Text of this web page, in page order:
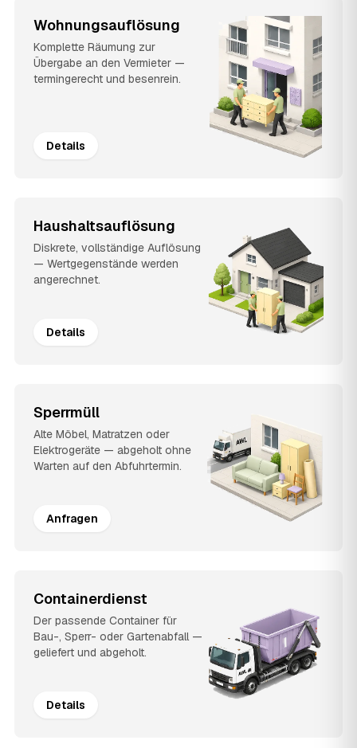
Wohnungsauflösung
Komplette Räumung zur
Übergabe an den Vermieter —
termingerecht und besenrein.
Details
Haushaltsauflösung
Diskrete, vollständige Auflösung
— Wertgegenstände werden
angerechnet.
Details
Sperrmüll
Alte Möbel, Matratzen oder
Elektrogeräte — abgeholt ohne
Warten auf den Abfuhrtermin.
Anfragen
Containerdienst
Der passende Container für
Bau-, Sperr- oder Gartenabfall —
geliefert und abgeholt.
Details